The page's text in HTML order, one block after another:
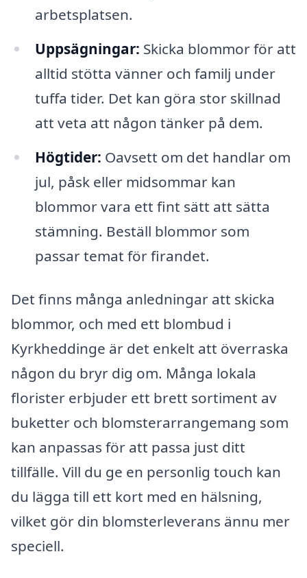
arbetsplatsen.
Uppsägningar: Skicka blommor för att
alltid stötta vänner och familj under
tuffa tider. Det kan göra stor skillnad
att veta att någon tänker på dem.
Högtider: Oavsett om det handlar om
jul, påsk eller midsommar kan
blommor vara ett fint sätt att sätta
stämning. Beställ blommor som
passar temat för firandet.
Det finns många anledningar att skicka
blommor, och med ett blombud i
Kyrkheddinge är det enkelt att överraska
någon du bryr dig om. Många lokala
florister erbjuder ett brett sortiment av
buketter och blomsterarrangemang som
kan anpassas för att passa just ditt
tillfälle. Vill du ge en personlig touch kan
du lägga till ett kort med en hälsning,
vilket gör din blomsterleverans ännu mer
speciell.